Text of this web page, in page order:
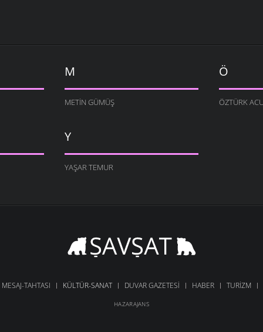
M
METIN GÜMÜŞ
Ö
ÖZTÜRK
Y
YAŞAR TEMUR
MESAJ-TAHTASI KÜLTÜR-SANAT DUVAR GAZETESI HABER TURIZM
HAZARAJANS